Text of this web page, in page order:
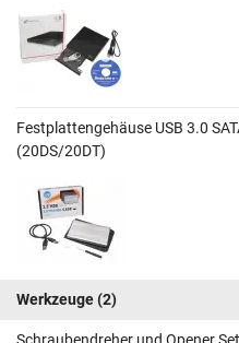
Festplattengehäuse USB 3.0
(20DS/20DT)
Werkzeuge(2)